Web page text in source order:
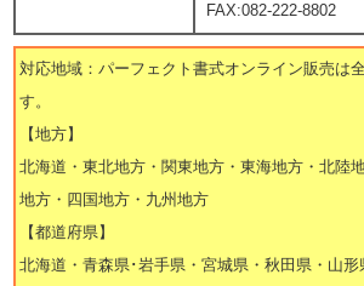
FAX:082-222-8802
対応地域：パーフェクト書式オンライン販売は
す。
【地方】
北海道・東北地方・関東地方・東海地方・北陸
地方・四国地方・九州地方
【都道府県】
北海道・青森県･岩手県・宮城県・秋田県・山形